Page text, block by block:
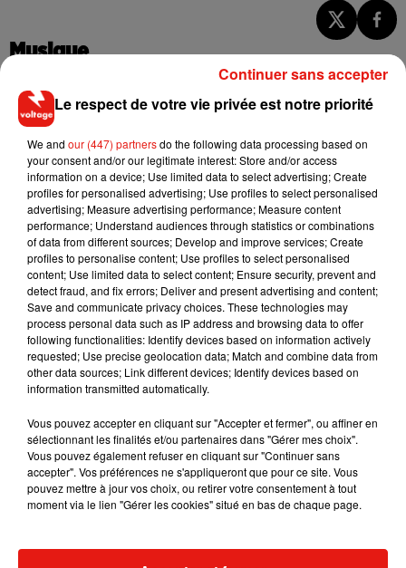
Musique
7 août 2026
RÜFÜS DU SOL annonce un nouvel
7 août 2026
Angèle et Amélie Lens dévoilent leur
collaboration tant attendue
6 août 2026
Il y a 10 ans, DJ Snake changeait de
dimension avec son premier...
3 août 2026
Fred again.. et Latin Mafia dévoilent enfin
leur mixtape créée en...
Le respect de votre vie privée est notre priorité
We and our (447) partnersdo the following data processing based on
your consent and/or our legitimate interest: Store and/or access
information on a device; Use limited data to select advertising; Create
profiles for personalised advertising; Use profiles to select personalised
advertising; Measure advertising performance; Measure content
performance; Understand audiences through statistics or combinations
of data from different sources; Develop and improve services; Create
profiles to personalise content; Use profiles to select personalised
content; Use limited data to select content; Ensure security, prevent and
detect fraud, and fix errors; Deliver and present advertising and content;
Save and communicate privacy choices. These technologies may
process personal data such as IP address and browsing data to offer
following functionalities: Identify devices based on information actively
requested; Use precise geolocation data; Match and combine data from
other data sources; Link different devices; Identify devices based on
information transmitted automatically.
Vous pouvez accepter en cliquant sur "Accepter et fermer", ou affiner en
sélectionnant les finalités et/ou partenaires dans "Gérer mes choix".
Vous pouvez également refuser en cliquant sur "Continuer sans
accepter". Vos préférences ne s'appliqueront que pour ce site. Vous
pouvez mettre à jour vos choix, ou retirer votre consentement à tout
moment via le lien "Gérer les cookies" situé en bas de chaque page.
Continuer sans accepter